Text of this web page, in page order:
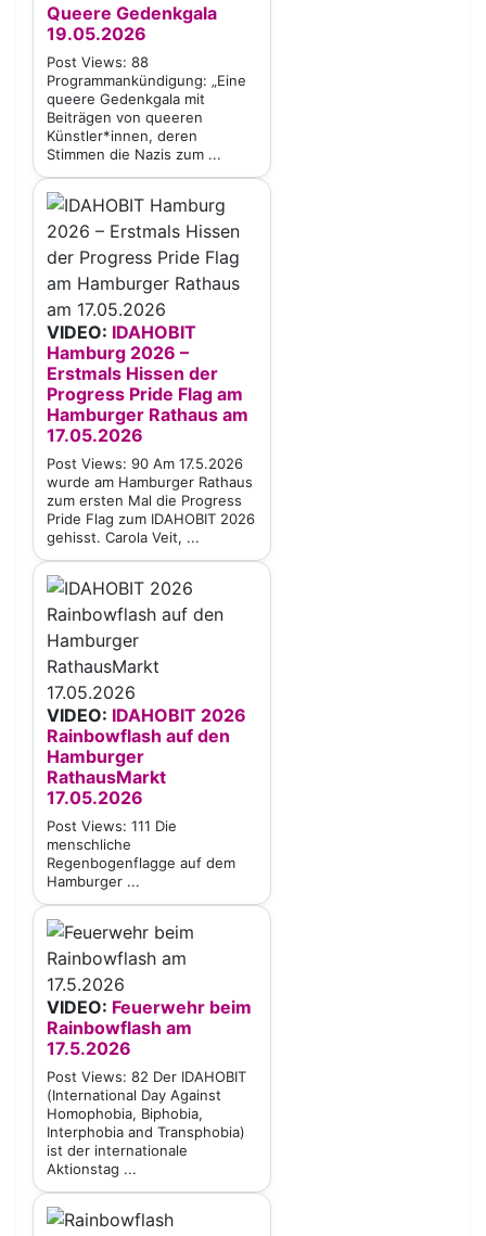
Queere Gedenkgala
19.05.2026
Post Views: 88
Programmankündigung: „Eine
queere Gedenkgala mit
Beiträgen von queeren
Künstler*innen, deren
Stimmen die Nazis zum ...
VIDEO: IDAHOBIT
Hamburg 2026 –
Erstmals Hissen der
Progress Pride Flag am
Hamburger Rathaus am
17.05.2026
Post Views: 90 Am 17.5.2026
wurde am Hamburger Rathaus
zum ersten Mal die Progress
Pride Flag zum IDAHOBIT 2026
gehisst. Carola Veit, ...
VIDEO: IDAHOBIT 2026
Rainbowflash auf den
Hamburger
RathausMarkt
17.05.2026
Post Views: 111 Die
menschliche
Regenbogenflagge auf dem
Hamburger ...
VIDEO: Feuerwehr beim
Rainbowflash am
17.5.2026
Post Views: 82 Der IDAHOBIT
(International Day Against
Homophobia, Biphobia,
Interphobia and Transphobia)
ist der internationale
Aktionstag ...